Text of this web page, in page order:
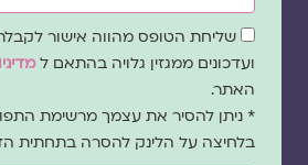
שדה
הסכמה
שליחת הטופס מהווה אישור לקבלת
ועדכונים ממגזין גלויה בהתאם ל
האתר.
* ניתן להסיר את עצמך מרשימת
בלחיצה על הלינק להסרה בתחתית